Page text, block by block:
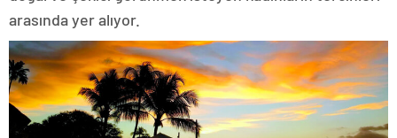
arasında yer alıyor.